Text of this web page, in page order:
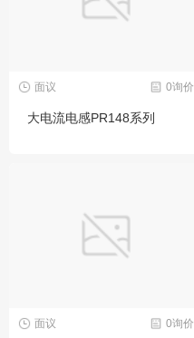
0询价
面议
大电流电感PR148系列
0询价
面议